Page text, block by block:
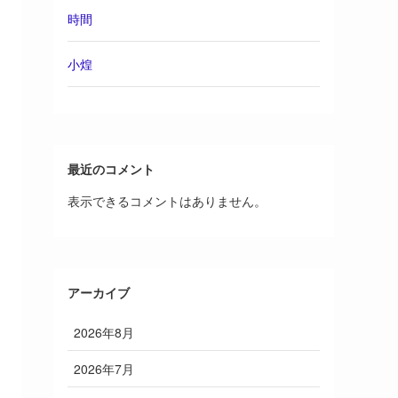
時間
小煌
最近のコメント
表示できるコメントはありません。
アーカイブ
2026年8月
2026年7月